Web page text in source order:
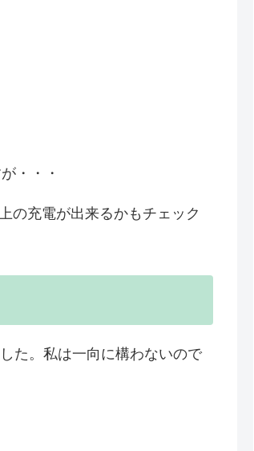
・・・
の充電が出来るかもチェック
た。私は一向に構わないので